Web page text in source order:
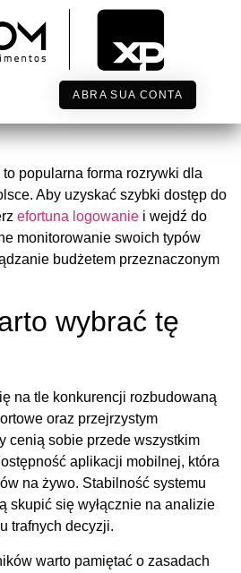
ABRA SUA CONTA
korzystać z
efortuna
popularna forma rozrywki dla
Aby uzyskać szybki dostęp do
efortuna logowanie i wejdź do
monitorowanie swoich typów
budżetem przeznaczonym
wybrać tę
na tle konkurencji rozbudowaną
oraz przejrzystym
cenią sobie przede wszystkim
aplikacji mobilnej, która
na żywo. Stabilność systemu
skupić się wyłącznie na analizie
trafnych decyzji.
warto pamiętać o zasadach